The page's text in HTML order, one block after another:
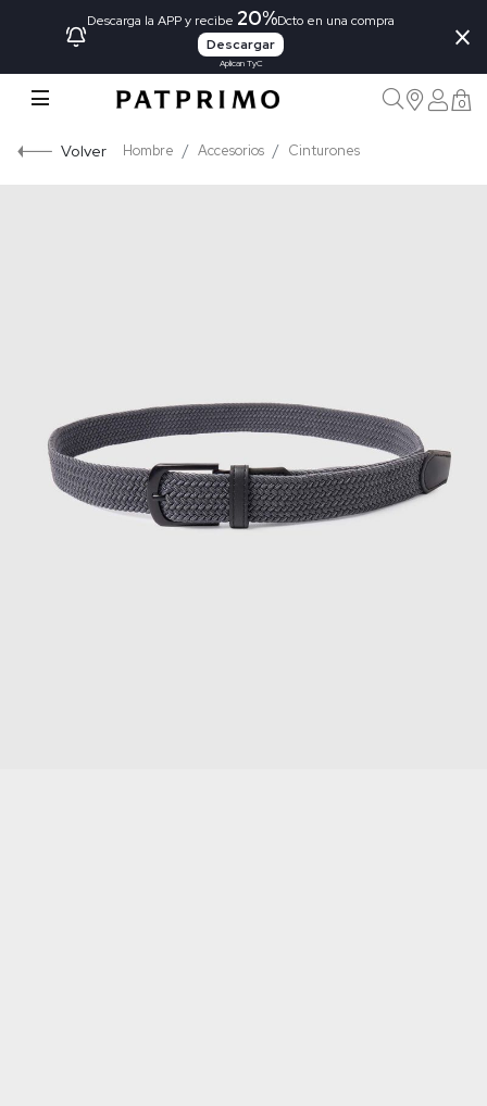
Descarga la APP y recibe 20%Dcto en una compra
Descargar
Aplican TyC
×
0
Volver Hombre Accesorios Cinturones